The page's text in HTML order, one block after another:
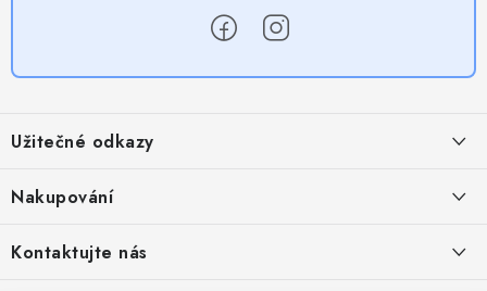
p
a
Užitečné odkazy
Obchodní podmínky
Provizní systém
Nakupování
Časté otázky
Kontaktujte nás